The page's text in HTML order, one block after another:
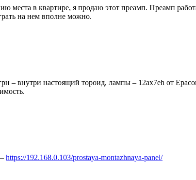
места в квартире, я продаю этот преамп. Преамп
на нем вполне можно.
– внутри настоящий тороид, лампы – 12ax7eh от
https://192.168.0.103/prostaya-montazhnaya-panel/